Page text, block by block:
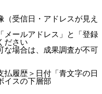
（受信日・アドレスが見え
ールアドレス」と「登録
ださい
場合は、成果調査が不可
払履歴＞日付「青文字の日
イスの下層部